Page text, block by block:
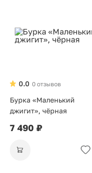
0 отзывов
0.0
Бурка «Маленький
джигит», чёрная
7 490 ₽